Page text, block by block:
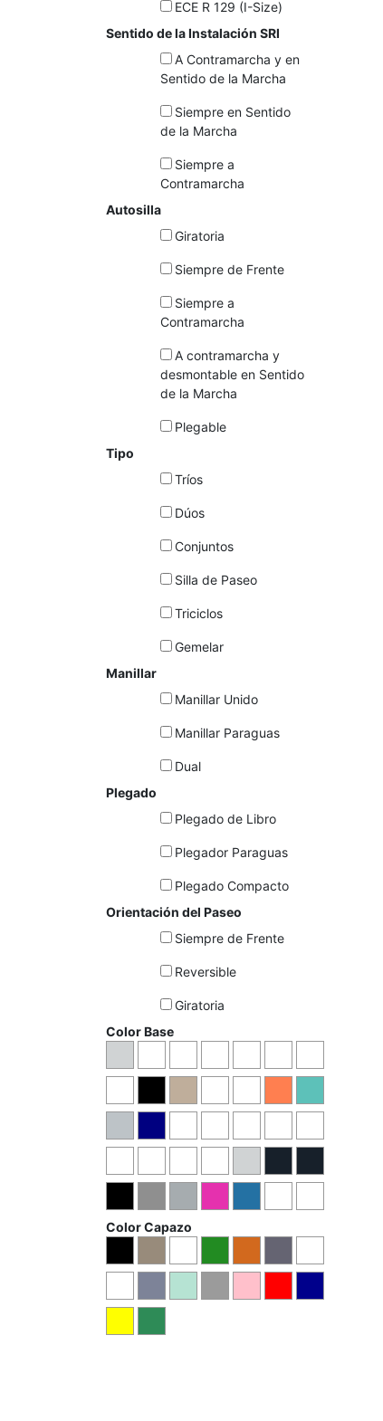
ECE R 129 (I-Size)
Sentido de la Instalación SRI
A Contramarcha y en
Sentido de la Marcha
Siempre en Sentido
de la Marcha
Siempre a
Contramarcha
Autosilla
Giratoria
Siempre de Frente
Siempre a
Contramarcha
A contramarcha y
desmontable en Sentido
de la Marcha
Plegable
Tipo
Tríos
Dúos
Conjuntos
Silla de Paseo
Triciclos
Gemelar
Manillar
Manillar Unido
Manillar Paraguas
Dual
Plegado
Plegado de Libro
Plegador Paraguas
Plegado Compacto
Orientación del Paseo
Siempre de Frente
Reversible
Giratoria
Color Base
Color Capazo